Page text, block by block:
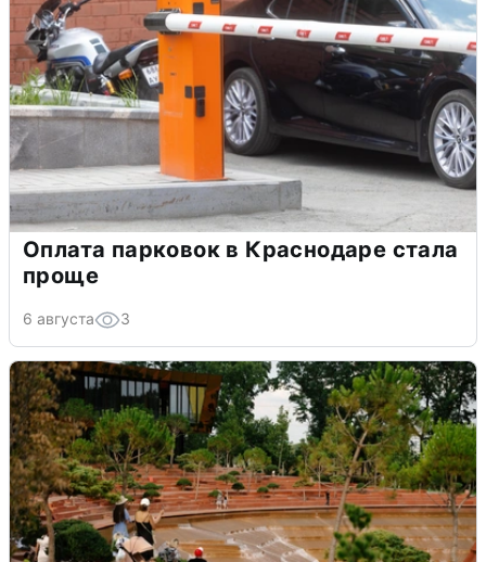
Оплата парковок в Краснодаре стала
проще
6 августа 3